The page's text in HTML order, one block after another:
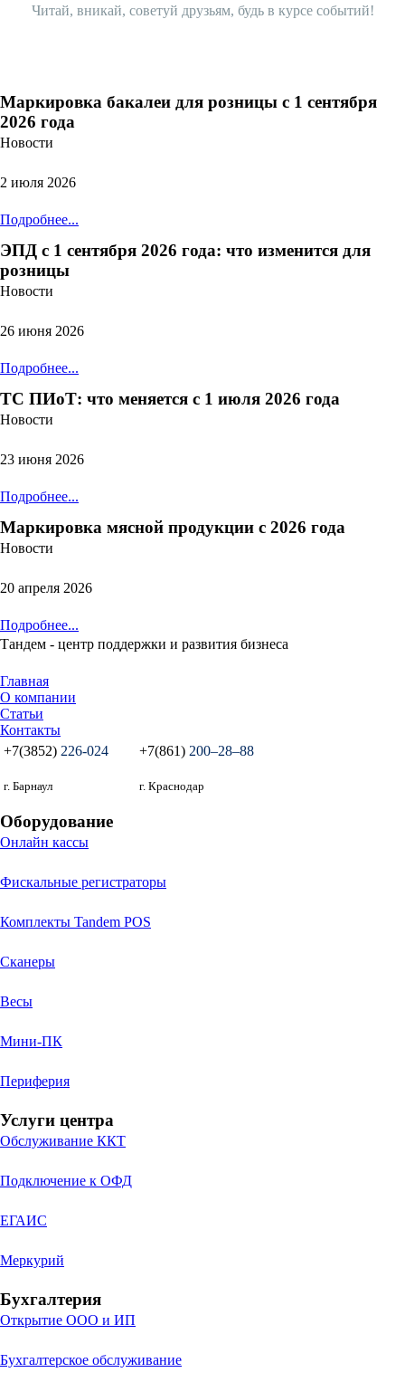
Читай, вникай, советуй друзьям, будь в курсе событий!
Маркировка бакалеи для розницы с 1 сентября
2026 года
Новости
2 июля 2026
Подробнее...
ЭПД с 1 сентября 2026 года: что изменится для
розницы
Новости
26 июня 2026
Подробнее...
ТС ПИоТ: что меняется с 1 июля 2026 года
Новости
23 июня 2026
Подробнее...
Маркировка мясной продукции с 2026 года
Новости
20 апреля 2026
Подробнее...
Тандем - центр поддержки и развития бизнеса
Главная
О компании
Статьи
Контакты
+7(3852) 226-024
г. Барнаул
+7(861) 200‒28‒88
г. Краснодар
Оборудование
Онлайн кассы
Фискальные регистраторы
Комплекты Tandem POS
Сканеры
Весы
Мини-ПК
Периферия
Услуги центра
Обслуживание ККТ
Подключение к ОФД
ЕГАИС
Меркурий
Бухгалтерия
Открытие ООО и ИП
Бухгалтерское обслуживание